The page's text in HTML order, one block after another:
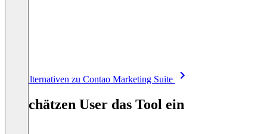
Alle Alternativen zu Contao Marketing Suite
So schätzen User das Tool ein